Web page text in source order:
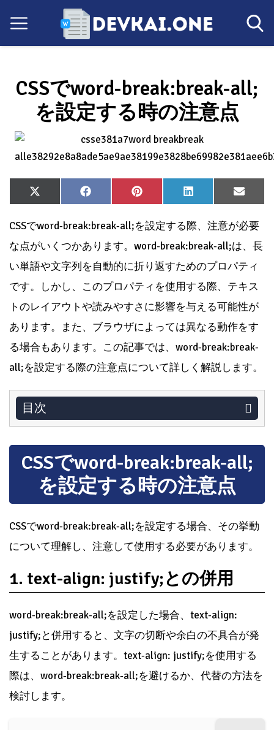
CSSでword-break:break-all;
を設定する時の注意点
Share
on
X
(Twitter)
Share
on
Facebook
Share
on
Pinterest
Share
on
LinkedIn
Share
on
Email
CSSでword-break:break-all;を設定する際、注意が必要
な点がいくつかあります。word-break:break-all;は、長
い単語や文字列を自動的に折り返すためのプロパティ
です。しかし、このプロパティを使用する際、テキス
トのレイアウトや読みやすさに影響を与える可能性が
あります。また、ブラウザによっては異なる動作をす
る場合もあります。この記事では、word-break:break-
all;を設定する際の注意点について詳しく解説します。
目次
CSSでword-break:break-all;
を設定する時の注意点
CSSでword-break:break-all;を設定する場合、その挙動
について理解し、注意して使用する必要があります。
1. text-align: justify;との併用
word-break:break-all;を設定した場合、text-align:
justify;と併用すると、文字の切断や余白の不具合が発
生することがあります。text-align: justify;を使用する
際は、word-break:break-all;を避けるか、代替の方法を
検討します。